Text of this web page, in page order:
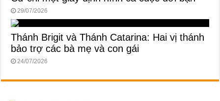
29/07/2026
Thánh Brigit và Thánh Catarina: Hai vị thánh
bảo trợ các bà mẹ và con gái
24/07/2026